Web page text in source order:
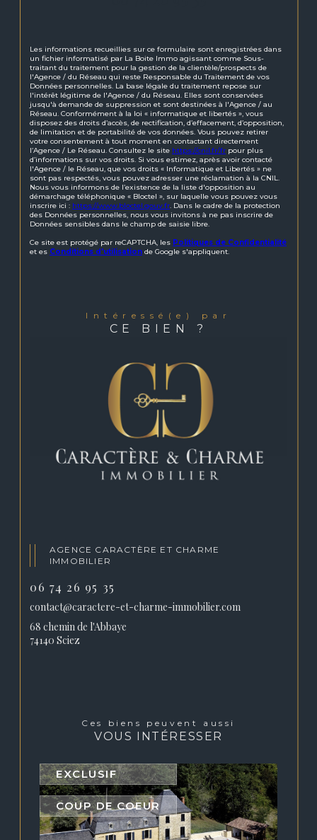
Les informations recueillies sur ce formulaire sont enregistrées dans
un fichier informatisé par La Boite Immo agissant comme Sous-
traitant du traitement pour la gestion de la clientèle/prospects de
l'Agence / du Réseau qui reste Responsable du Traitement de vos
Données personnelles. La base légale du traitement repose sur
l'intérêt légitime de l'Agence / du Réseau. Elles sont conservées
jusqu'à demande de suppression et sont destinées à l'Agence / au
Réseau. Conformément à la loi « informatique et libertés », vous
disposez des droits d’accès, de rectification, d’effacement, d’opposition,
de limitation et de portabilité de vos données. Vous pouvez retirer
votre consentement à tout moment en contactant directement
l’Agence / Le Réseau. Consultez le site https://cnil.fr/fr pour plus
d’informations sur vos droits. Si vous estimez, après avoir contacté
l'Agence / le Réseau, que vos droits « Informatique et Libertés » ne
sont pas respectés, vous pouvez adresser une réclamation à la CNIL.
Nous vous informons de l’existence de la liste d'opposition au
démarchage téléphonique « Bloctel », sur laquelle vous pouvez vous
inscrire ici : https://www.bloctel.gouv.fr. Dans le cadre de la protection
des Données personnelles, nous vous invitons à ne pas inscrire de
Données sensibles dans le champ de saisie libre.
Ce site est protégé par reCAPTCHA, les Politiques de Confidentialité
et es Conditions d'utilisation de Google s'appliquent.
intéressé(e) par
CE BIEN ?
AGENCE CARACTÈRE ET CHARME
IMMOBILIER
06 74 26 95 35
contact@caractere-et-charme-immobilier.com
68 chemin de l'Abbaye
74140 Sciez
ces biens peuvent aussi
VOUS INTÉRESSER
EXCLUSIF
COUP DE COEUR